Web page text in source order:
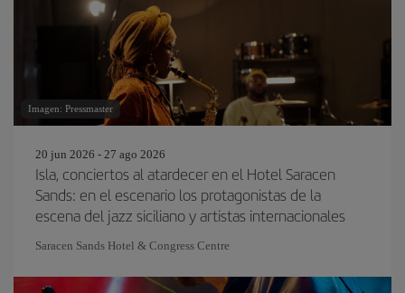
Imagen: Pressmaster
20 jun 2026 - 27 ago 2026
Isla, conciertos al atardecer en el Hotel Saracen
Sands: en el escenario los protagonistas de la
escena del jazz siciliano y artistas internacionales
Saracen Sands Hotel & Congress Centre